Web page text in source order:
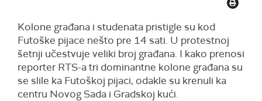
Kolone građana i studenata pristigle su kod
Futoške pijace nešto pre 14 sati. U protestnoj
šetnji učestvuje veliki broj građana. I kako prenosi
reporter RTS-a tri dominantne kolone građana su
se slile ka Futoškoj pijaci, odakle su krenuli ka
centru Novog Sada i Gradskoj kući.